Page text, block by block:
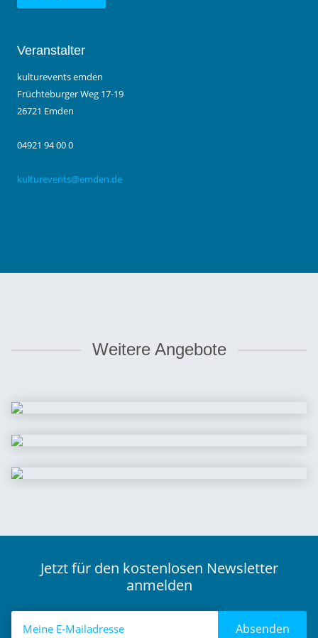
Veranstalter
kulturevents emden
Früchteburger Weg 17-19
26721 Emden
04921 94 00 0
kulturevents@emden.de
Weitere Angebote
Jetzt für den kostenlosen Newsletter
anmelden
Absenden